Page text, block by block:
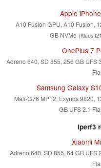
Apple
A10 Fusion GPU, A10 Fusion,
GB NVMe (Klaus
OnePlus 7
Adreno 640, SD 855, 256 GB UFS
Samsung Galaxy
Mali-G76 MP12, Exynos 9820,
GB UFS 2.1
iperf3
Xiaomi
Adreno 640, SD 855, 64 GB UFS